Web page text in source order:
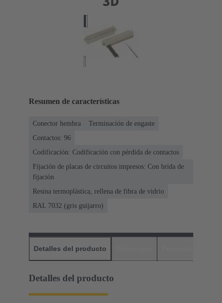
Resumen de características
Conector hembra
Terminación de engaste
Contactos: 96
Codificación: Codificación con pérdida de contactos
Fijación de placas de circuitos impresos: Con brida de
fijación
Resina termoplástica, rellena de fibra de vidrio
RAL 7032 (gris guijarro)
Detalles del producto
Detalles del producto